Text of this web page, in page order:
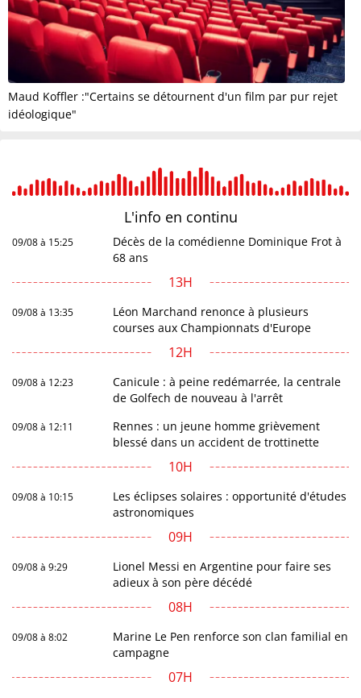
Maud Koffler :"Certains se détournent d'un film par pur rejet
idéologique"
L'info en continu
09/08 à 15:25
Décès de la comédienne Dominique Frot à
68 ans
13H
09/08 à 13:35
Léon Marchand renonce à plusieurs
courses aux Championnats d'Europe
12H
09/08 à 12:23
Canicule : à peine redémarrée, la centrale
de Golfech de nouveau à l'arrêt
09/08 à 12:11
Rennes : un jeune homme grièvement
blessé dans un accident de trottinette
10H
09/08 à 10:15
Les éclipses solaires : opportunité d'études
astronomiques
09H
09/08 à 9:29
Lionel Messi en Argentine pour faire ses
adieux à son père décédé
08H
09/08 à 8:02
Marine Le Pen renforce son clan familial en
campagne
07H